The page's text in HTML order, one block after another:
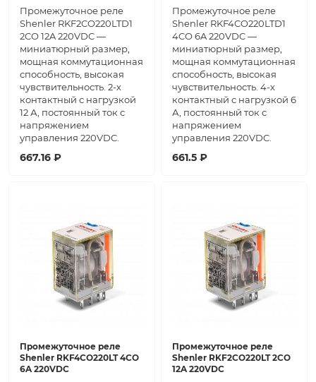
Промежуточное реле
Shenler RKF2CO220LTD1
2CO 12A 220VDC —
миниатюрный размер,
мощная коммутационная
способность, высокая
чувствительность. 2-х
контактный с нагрузкой
12 А, постоянный ток с
напряжением
управления 220VDC.
667.16 ₽
Промежуточное реле
Shenler RKF4CO220LTD1
4CO 6A 220VDC —
миниатюрный размер,
мощная коммутационная
способность, высокая
чувствительность. 4-х
контактный с нагрузкой 6
А, постоянный ток с
напряжением
управления 220VDC.
661.5 ₽
Промежуточное реле
Shenler RKF4CO220LT 4CO
6A 220VDC
Промежуточное реле
Shenler RKF2CO220LT 2CO
12A 220VDC